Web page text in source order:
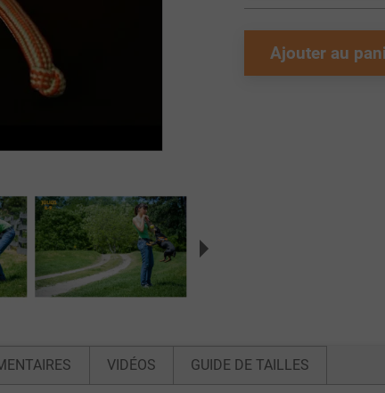
Ajouter au
VIDÉOS GUIDE DE TAILLES